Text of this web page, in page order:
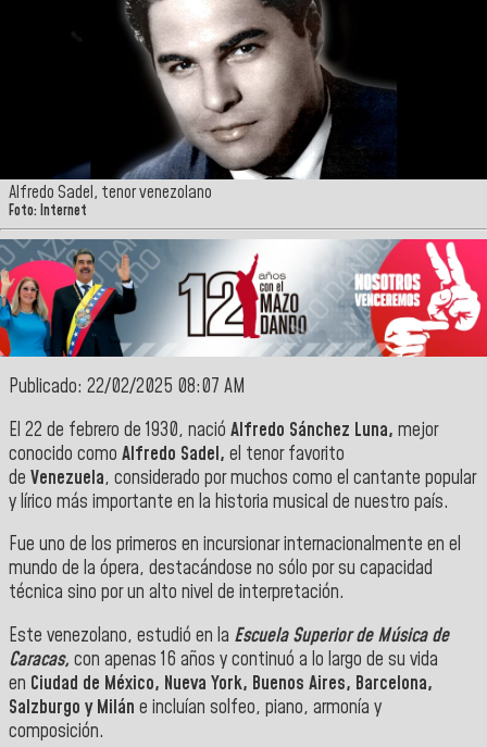
Alfredo Sadel, tenor venezolano
Foto: Internet
Publicado: 22/02/2025 08:07 AM
El 22 de febrero de 1930, nació Alfredo Sánchez Luna, mejor
conocido como Alfredo Sadel, el tenor favorito
de Venezuela, considerado por muchos como el cantante popular
y lírico más importante en la historia musical de nuestro país.
Fue uno de los primeros en incursionar internacionalmente en el
mundo de la ópera, destacándose no sólo por su capacidad
técnica sino por un alto nivel de interpretación.
Este venezolano, estudió en la Escuela Superior de Música de
Caracas, con apenas 16 años y continuó a lo largo de su vida
en Ciudad de México, Nueva York, Buenos Aires, Barcelona,
Salzburgo y Milán e incluían solfeo, piano, armonía y
composición.